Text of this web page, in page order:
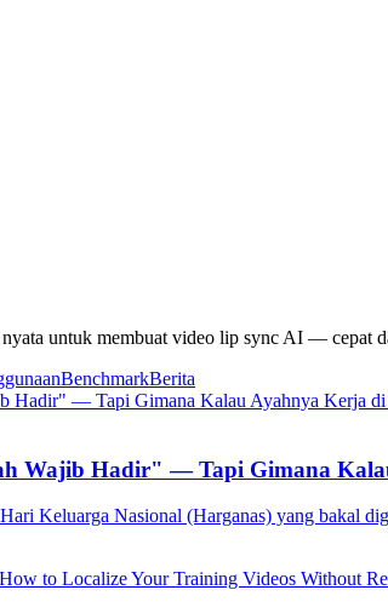
untuk membuat video lip sync AI — cepat
BenchmarkBerita
Wajib Hadir" — Tapi Gimana
Keluarga Nasional (Harganas) yang bakal